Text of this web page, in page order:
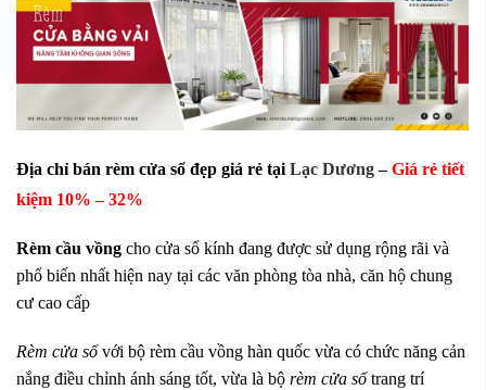
Địa chỉ bán rèm cửa sổ đẹp giá rẻ tại Lạc Dương–Giá rẻ tiết
kiệm 10% – 32%
Rèm cầu vồng cho cửa sổ kính đang được sử dụng rộng rãi và
phổ biến nhất hiện nay tại các văn phòng tòa nhà, căn hộ chung
cư cao cấp
Rèm cửa sổvới bộ rèm cầu vồng hàn quốc vừa có chức năng cản
nắng điều chỉnh ánh sáng tốt, vừa là bộ rèm cửa sổtrang trí